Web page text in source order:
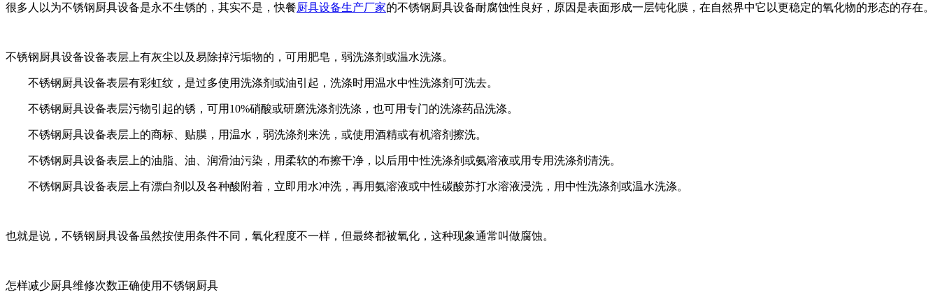
很多人以为不锈钢厨具设备是永不生锈的，其实不是，快餐厨具设备生产厂家的不锈钢厨具设备耐腐蚀性良好，原因是表面形成一层钝化膜，在自然界中它以更稳定的氧化物的形态的存在。
不锈钢厨具设备设备表层上有灰尘以及易除掉污垢物的，可用肥皂，弱洗涤剂或温水洗涤。
不锈钢厨具设备表层有彩虹纹，是过多使用洗涤剂或油引起，洗涤时用温水中性洗涤剂可洗去。
不锈钢厨具设备表层污物引起的锈，可用10%硝酸或研磨洗涤剂洗涤，也可用专门的洗涤药品洗涤。
不锈钢厨具设备表层上的商标、贴膜，用温水，弱洗涤剂来洗，或使用酒精或有机溶剂擦洗。
不锈钢厨具设备表层上的油脂、油、润滑油污染，用柔软的布擦干净，以后用中性洗涤剂或氨溶液或用专用洗涤剂清洗。
不锈钢厨具设备表层上有漂白剂以及各种酸附着，立即用水冲洗，再用氨溶液或中性碳酸苏打水溶液浸洗，用中性洗涤剂或温水洗涤。
也就是说，不锈钢厨具设备虽然按使用条件不同，氧化程度不一样，但最终都被氧化，这种现象通常叫做腐蚀。
怎样减少厨具维修次数正确使用不锈钢厨具